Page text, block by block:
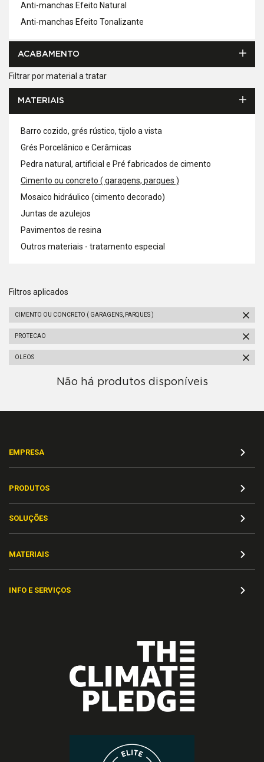
Anti-manchas Efeito Natural
Anti-manchas Efeito Tonalizante
ACABAMENTO
Filtrar por material a tratar
MATERIAIS
Barro cozido, grés rústico, tijolo a vista
Grés Porcelânico e Cerâmicas
Pedra natural, artificial e Pré fabricados de cimento
Cimento ou concreto ( garagens, parques )
Mosaico hidráulico (cimento decorado)
Juntas de azulejos
Pavimentos de resina
Outros materiais - tratamento especial
Filtros aplicados
CIMENTO OU CONCRETO ( GARAGENS, PARQUES )
PROTECAO
OLEOS
Não há produtos disponíveis
EMPRESA
PRODUTOS
SOLUÇÕES
MATERIAIS
INFO E SERVIÇOS